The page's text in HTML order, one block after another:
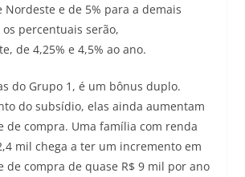
Nordeste e de 5% para a demais
os percentuais serão,
de 4,25% e 4,5% ao ano.
do Grupo 1, é um bônus duplo.
do subsídio, elas ainda aumentam
de compra. Uma família com renda
mil chega a ter um incremento em
de compra de quase R$ 9 mil por ano